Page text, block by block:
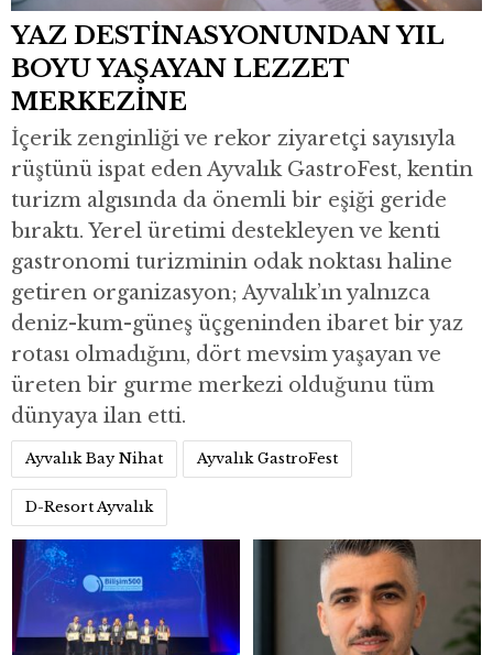
YAZ DESTİNASYONUNDAN YIL
BOYU YAŞAYAN LEZZET
MERKEZİNE
İçerik zenginliği ve rekor ziyaretçi sayısıyla
rüştünü ispat eden Ayvalık GastroFest, kentin
turizm algısında da önemli bir eşiği geride
bıraktı. Yerel üretimi destekleyen ve kenti
gastronomi turizminin odak noktası haline
getiren organizasyon; Ayvalık’ın yalnızca
deniz-kum-güneş üçgeninden ibaret bir yaz
rotası olmadığını, dört mevsim yaşayan ve
üreten bir gurme merkezi olduğunu tüm
dünyaya ilan etti.
Ayvalık Bay Nihat Ayvalık GastroFest
D-Resort Ayvalık